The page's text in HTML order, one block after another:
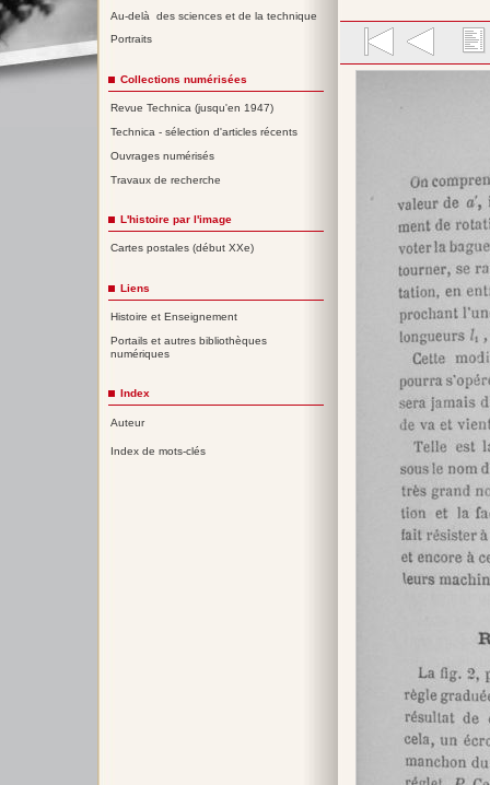
Au-delà des sciences et de la technique
Portraits
Collections numérisées
Revue Technica (jusqu'en 1947)
Technica - sélection d'articles récents
Ouvrages numérisés
Travaux de recherche
L'histoire par l'image
Cartes postales (début XXe)
Liens
Histoire et Enseignement
Portails et autres bibliothèques
numériques
Index
Auteur
Index de mots-clés